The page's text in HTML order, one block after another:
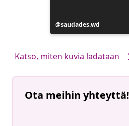
Julkaissut
saudades.wd
Katso, miten kuvia ladataan
Ota meihin yhteyttä!